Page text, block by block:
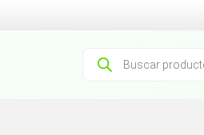
Búsqueda
productos